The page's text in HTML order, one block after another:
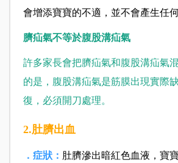
會增添寶寶的不適，並不會產生任何
臍疝氣不等於腹股溝疝氣
許多家長會把臍疝氣和腹股溝疝氣
的是，腹股溝疝氣是筋膜出現實際
復，必須開刀處理。
2.肚臍出血
．症狀： 肚臍滲出暗紅色血液，寶